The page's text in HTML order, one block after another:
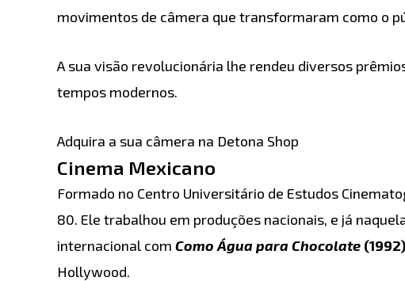
movimentos de câmera que transformaram como o
A sua visão revolucionária lhe rendeu diversos
tempos modernos.
Adquira a sua câmera na Detona Shop
Cinema Mexicano
Formado no Centro Universitário de Estudos
80. Ele trabalhou em produções nacionais, e já
internacional com Como Água para Chocolate (1992)
Hollywood.